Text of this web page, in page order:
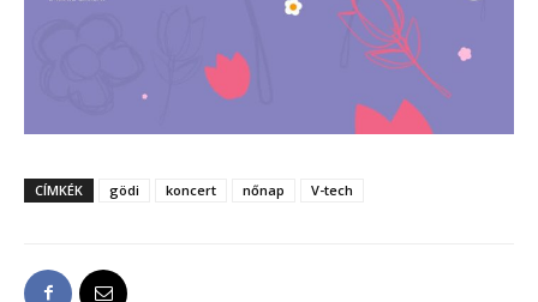
CÍMKÉK gödi koncert nőnap V-tech